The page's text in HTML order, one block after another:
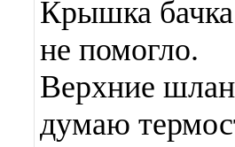
Крышка
не помогло.
Верхние
думаю